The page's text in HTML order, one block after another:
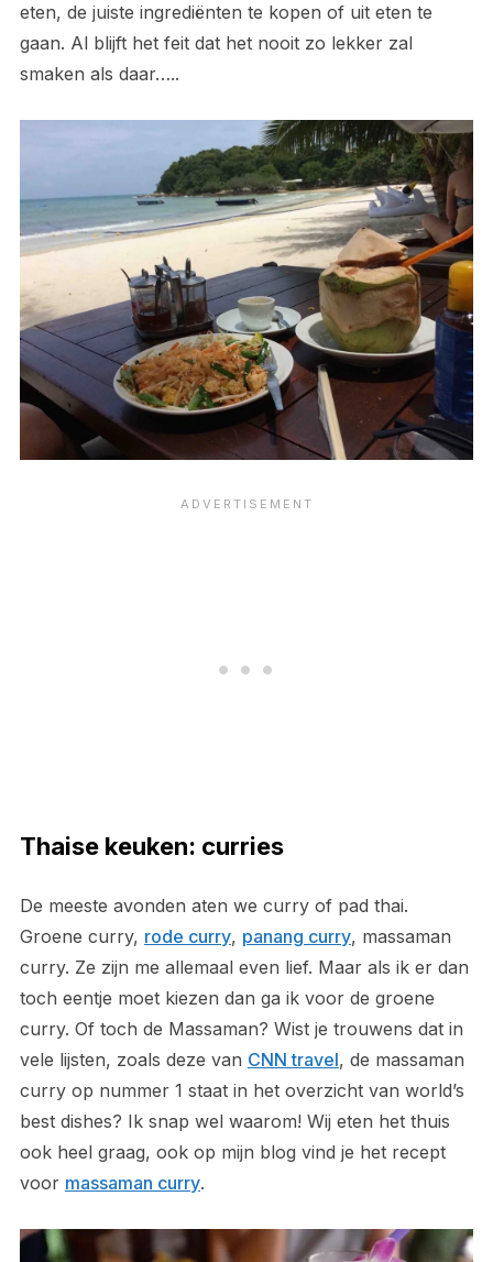
eten, de juiste ingrediënten te kopen of uit eten te
gaan. Al blijft het feit dat het nooit zo lekker zal
smaken als daar…..
Thaise keuken: curries
De meeste avonden aten we curry of pad thai.
Groene curry, rode curry, panang curry, massaman
curry. Ze zijn me allemaal even lief. Maar als ik er dan
toch eentje moet kiezen dan ga ik voor de groene
curry. Of toch de Massaman? Wist je trouwens dat in
vele lijsten, zoals deze van CNN travel, de massaman
curry op nummer 1 staat in het overzicht van world’s
best dishes? Ik snap wel waarom! Wij eten het thuis
ook heel graag, ook op mijn blog vind je het recept
voor massaman curry.